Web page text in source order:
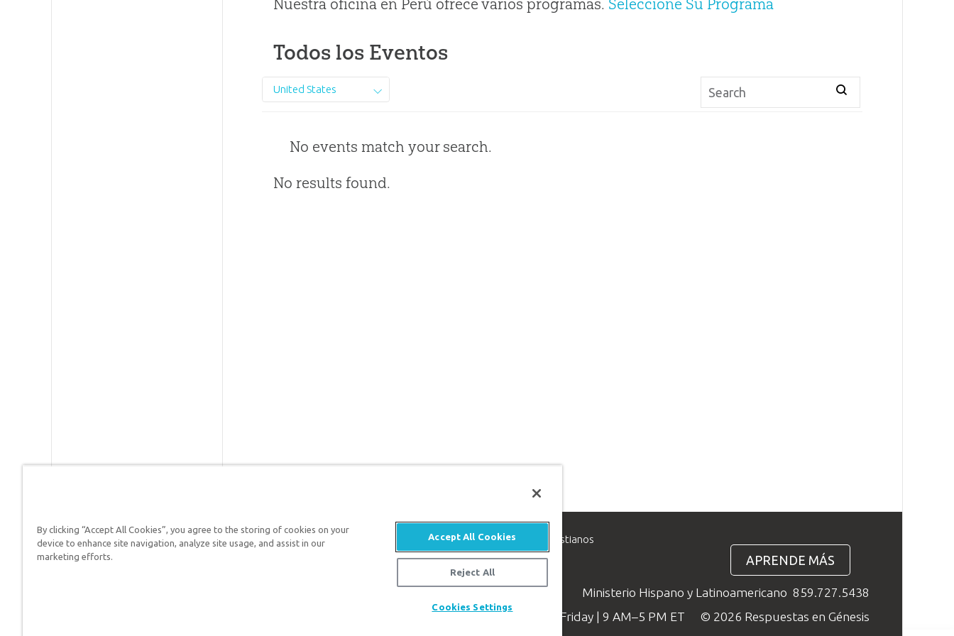
Nuestra oficina en Perú ofrece varios programas. Seleccione Su Programa
Todos los Eventos
United States
No events match your search.
No results found.
Respuestas en Génesis es un ministerio de apologética, dedicado a ayudar a los cristianos
defender su fe y proclamar el evangelio de Jesucristo.
APRENDE MÁS
Ministerio Hispano y Latinoamericano 859.727.5438
Available Monday–Friday | 9 AM–5 PM ET
© 2026 Respuestas en Génesis
By clicking “Accept All Cookies”, you agree to the storing of cookies on your
device to enhance site navigation, analyze site usage, and assist in our
marketing efforts.
Accept All Cookies
Reject All
Cookies Settings